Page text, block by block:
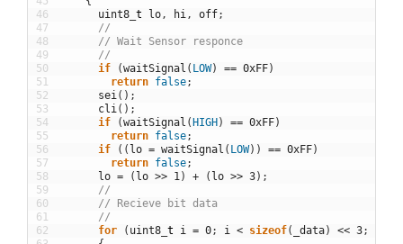
46
47
48
49
50
51
52
53
54
55
56
57
58
59
60
61
62
uint8 t lo , hi , off;
//
// Wait Sensor responce
//
if
(waitSignal ( LOW) == 0xFF)
return false;
sei ( ) ;
cli ( ) ;
if
(waitSignal (HIGH) == 0xFF)
return false;
if
( ( lo = waitSignal ( LOW) ) == 0xFF)
return false;
lo = ( lo >> 1 ) + ( lo >> 3) ;
//
// Recieve bit data
//
for
( uint8 t i = 0; i < sizeof( _data) << 3;